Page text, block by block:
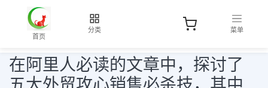
首页
分类 菜单
在阿里人必读的文章中，探讨了